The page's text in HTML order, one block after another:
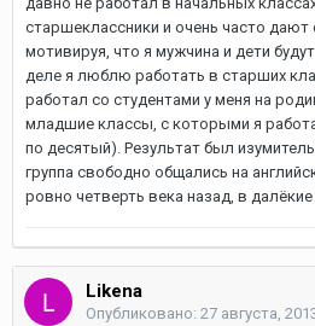
старшеклассники и очень часто
мотивируя, что я мужчина и дети
деле я люблю работать в старших
работал со студентами у меня на
младшие классы, с которыми я
по десятый). Результат был
группа свободно общались на
ровно четверть века назад, в
Likena
Опубликовано: 27 августа,